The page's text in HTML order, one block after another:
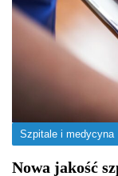
Szpitale i medycyna
Nowa jakość